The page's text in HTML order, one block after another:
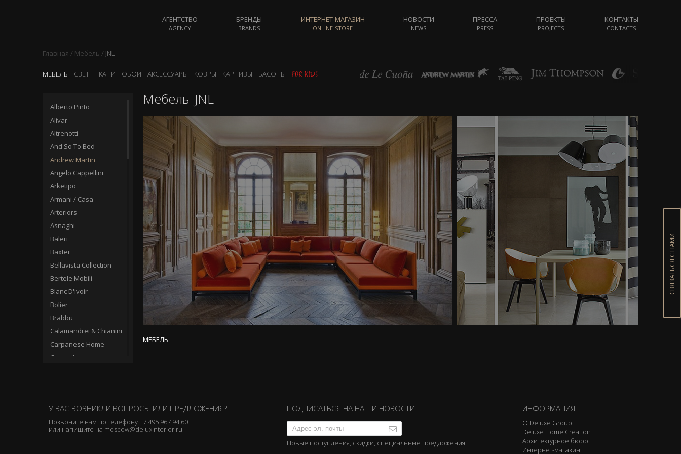
СВЯЗАТЬСЯ С НАМИ
АГЕНТСТВО
AGENCY
БРЕНДЫ
BRANDS
ИНТЕРНЕТ-МАГАЗИН
ONLINE-STORE
НОВОСТИ
NEWS
ПРЕССА
PRESS
ПРОЕКТЫ
PROJECTS
КОНТАКТЫ
CONTACTS
Главная / Мебель / JNL
МЕБЕЛЬ СВЕТ ТКАНИ ОБОИ АКСЕССУАРЫ КОВРЫ КАРНИЗЫ БАСОНЫ
Alberto Pinto
Alivar
Altrenotti
And So To Bed
Andrew Martin
Angelo Cappellini
Arketipo
Armani / Casa
Arteriors
Asnaghi
Baleri
Baxter
Bellavista Collection
Bertele Mobili
Blanc D'ivoir
Bolier
Brabbu
Calamandrei & Chianini
Carpanese Home
Casamilano
Chelini
Christopher Guy
Мебель JNL
МЕБЕЛЬ
У ВАС ВОЗНИКЛИ ВОПРОСЫ ИЛИ ПРЕДЛОЖЕНИЯ?
Позвоните нам по телефону+7 495 967 94 60
или напишите на moscow@deluxinterior.ru
ПОДПИСАТЬСЯ НА НАШИ НОВОСТИ
Новые поступления, скидки, специальные предложения
ИНФОРМАЦИЯ
О Deluxe Group
Deluxe Home Creation
Архитектурное бюро
Интернет-магазин